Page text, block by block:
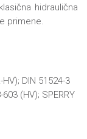
hidraulična
primene.
DIN 51524-3
(HV); SPERRY